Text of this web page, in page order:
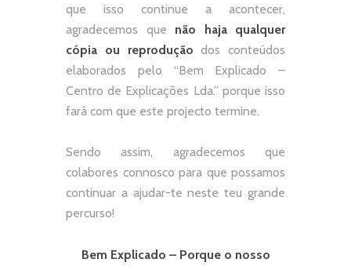
que isso continue a acontecer,
agradecemos que não
haja qualquer
cópia ou reprodução dos conteúdos
elaborados pelo “Bem Explicado –
Centro de Explicações Lda.” porque isso
fará com que este projecto termine.
Sendo assim, agradecemos que
colabores connosco para que possamos
continuar a ajudar-te neste teu grande
percurso!
Bem Explicado – Porque o nosso